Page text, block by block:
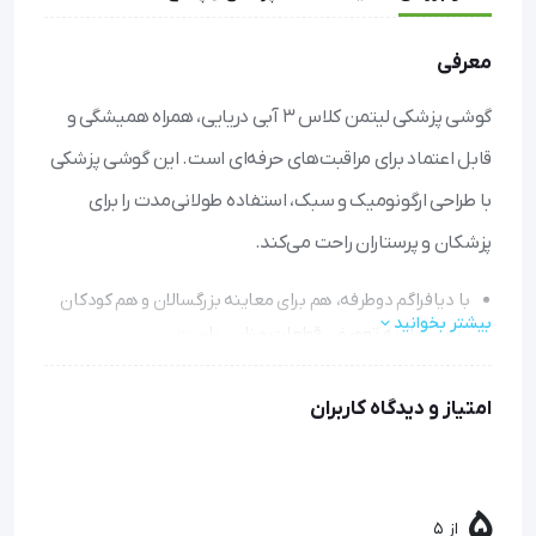
معرفی
گوشی پزشکی لیتمن کلاس ۳ آبی دریایی، همراه همیشگی و
قابل اعتماد برای مراقبت‌های حرفه‌ای است. این گوشی پزشکی
با طراحی ارگونومیک و سبک، استفاده طولانی‌مدت را برای
پزشکان و پرستاران راحت می‌کند.
با دیافراگم دوطرفه، هم برای معاینه بزرگسالان و هم کودکان
بدون نیاز به تعویض قطعات مناسب است
خود را در صورت تا شدن حفظ می‌کند
بیشتر بخوانید
امتیاز و دیدگاه کاربران
از 5